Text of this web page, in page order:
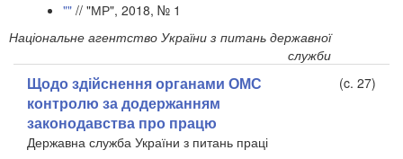
"" // "МР", 2018, № 1
Національне агентство України з питань державної
служби
Щодо здійснення органами ОМС
контролю за додержанням
законодавства про працю
(c. 27)
Державна служба України з питань праці